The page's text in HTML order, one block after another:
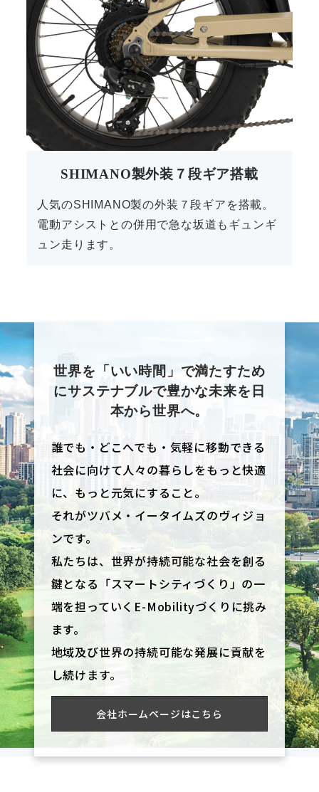
SHIMANO製外装７段ギア搭載
人気のSHIMANO製の外装７段ギアを搭載。
電動アシストとの併用で急な坂道もギュンギ
ュン走ります。
世界を「いい時間」で満たすため
にサステナブルで豊かな未来を日
本から世界へ。
誰でも・どこへでも・気軽に移動できる
社会に向けて人々の暮らしをもっと快適
に、もっと元気にすること。
それがツバメ・イータイムズのヴィジョ
ンです。
私たちは、世界が持続可能な社会を創る
鍵となる「スマートシティづくり」の一
端を担っていくE-Mobilityづくりに挑み
ます。
地域及び世界の持続可能な発展に貢献を
し続けます。
会社ホームページはこちら